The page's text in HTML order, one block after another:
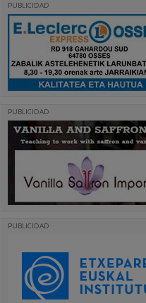
PUBLICIDAD
PUBLICIDAD
PUBLICIDAD